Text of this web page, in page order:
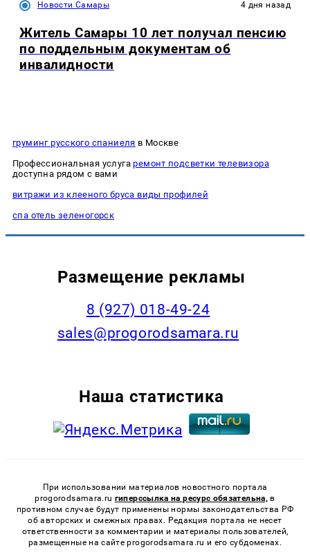
Новости Самары 4 дня назад
Житель Самары 10 лет получал пенсию
по поддельным документам об
инвалидности
груминг русского спаниеля в Москве
Профессиональная услугаремонт подсветки телевизора
доступна рядом с вами
витражи из клееного бруса виды профилей
спа отель зеленогорск
Размещение рекламы
8 (927) 018-49-24
sales@progorodsamara.ru
Наша статистика
При использовании материалов новостного портала
progorodsamara.ru гиперссылка на ресурс обязательна, в
противном случае будут применены нормы законодательства РФ
об авторских и смежных правах. Редакция портала не несет
ответственности за комментарии и материалы пользователей,
размещенные на сайте progorodsamara.ru и его субдоменах.